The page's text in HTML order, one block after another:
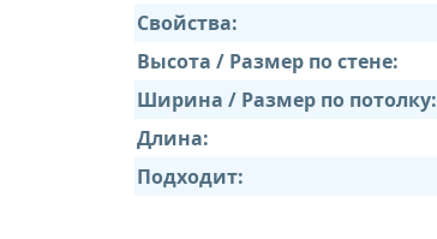
Свойства:
Высота / Размер по стене:
Ширина / Размер по потолку:
Длина:
Подходит: